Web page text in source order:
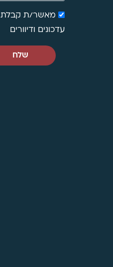
תל אביב – הודעה
מטרת התכנית הינה בין
התכנית קובעת זכויות
לשימושים ציבוריים, נקבעו
מאשר/ת קבלת
עדכונים ודיוורים
שלח